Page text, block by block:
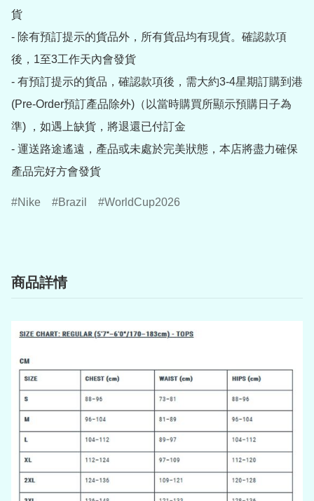
貨
- 除有預訂提示的貨品外，所有貨品均有現貨。確認款項
後，1至3工作天內會發貨
- 有預訂提示的貨品，確認款項後，需大約3-4星期訂購到港
(Pre-Order預訂產品除外)（以當時購買所顯示預購日子為
準) ，如遇上缺貨，將退還已付訂金
- 運送路途遙遠，產品或未處於完美狀態，本店將盡力確保
產品完好方會發貨
Nike Brazil WorldCup2026
商品詳情